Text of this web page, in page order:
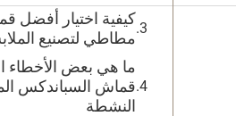
كيفية اختيار أفضل
مطاطي لتصنيع
ما هي بعض الأخطاء
قماش السباندكس
النشطة